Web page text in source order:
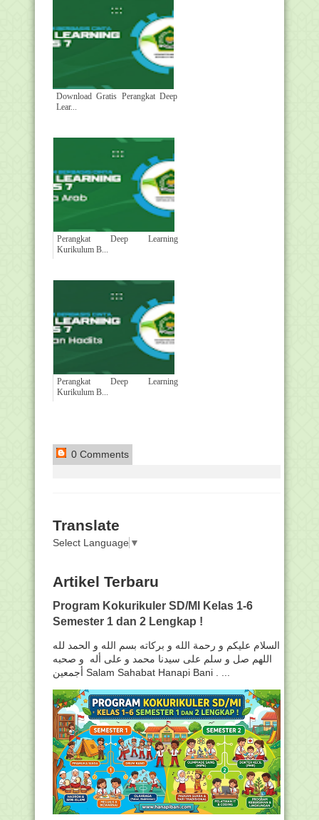
Download Gratis Perangkat Deep
Lear...
Perangkat Deep Learning
Kurikulum B...
Perangkat Deep Learning
Kurikulum B...
0 Comments
Translate
Select Language ▼
Artikel Terbaru
Program Kokurikuler SD/MI Kelas 1-6
Semester 1 dan 2 Lengkap !
السلام عليكم و رحمة الله و بركاته بسم الله و الحمد لله
اللهم صل و سلم على سيدنا محمد و على أله و صحبه
أجمعين Salam Sahabat Hanapi Bani . ...